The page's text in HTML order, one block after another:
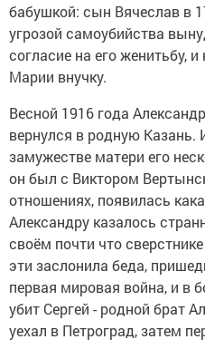
бабушкой: сын Вячеслав в
угрозой самоубийства
согласие на его женитьбу,
Марии внучку.
Весной 1916 года
вернулся в родную Казань.
замужестве матери его
он был с Виктором
отношениях, появилась
Александру казалось
своём почти что
эти заслонила беда,
первая мировая война, и
убит Сергей - родной брат
уехал в Петроград, затем